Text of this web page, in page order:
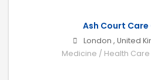
Ash Court
London , United
Medicine / Health